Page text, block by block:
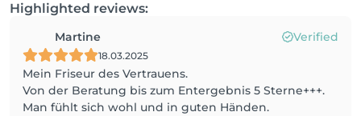
Highlighted reviews:
Martine Verified
18.03.2025
Mein Friseur des Vertrauens.
Von der Beratung bis zum Entergebnis 5 Sterne+++.
Man fühlt sich wohl und in guten Händen.